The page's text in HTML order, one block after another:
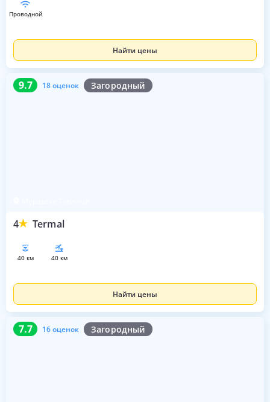
проводной
Найти цены
9.7 18 оценок Загородный
4 Termal
9.7 18 оценок
40 км 40 км
Найти цены
7.7 16 оценок Загородный
7.7 16 оценок